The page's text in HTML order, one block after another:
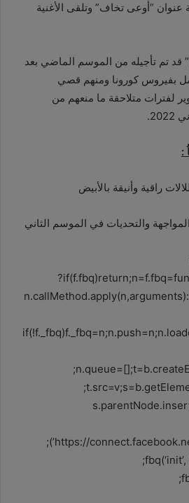
“أوعى تخاف” وتلقى الأغنية
تم تأجيله من الموسم الماضي بعد
بفيروس كورونا ومنهم قصي
لفترات متلاحقة ما منعهم من
:
راقية وأنيقة بالأبيض
والتحديات في الموسم الثاني